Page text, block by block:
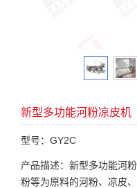
新型多功能河粉凉皮机
型号：GY2C
产品描述：新型多功能河
粉等为原料的河粉、凉皮